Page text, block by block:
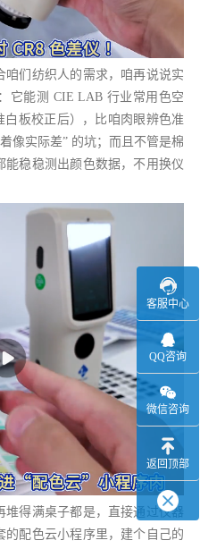
们纺织人的需求，咱再说说实
它能测 CIE LAB 行业常用色空
白板校正后），比咱肉眼辨色准
像实际差” 的坑；而且不管是棉
能稳稳测出颜色数据，不用换仪
得满桌子都是，直接通过仪器
的配色云小程序里，建个自己的
客服中心
QQ咨询
微信咨询
返回顶部